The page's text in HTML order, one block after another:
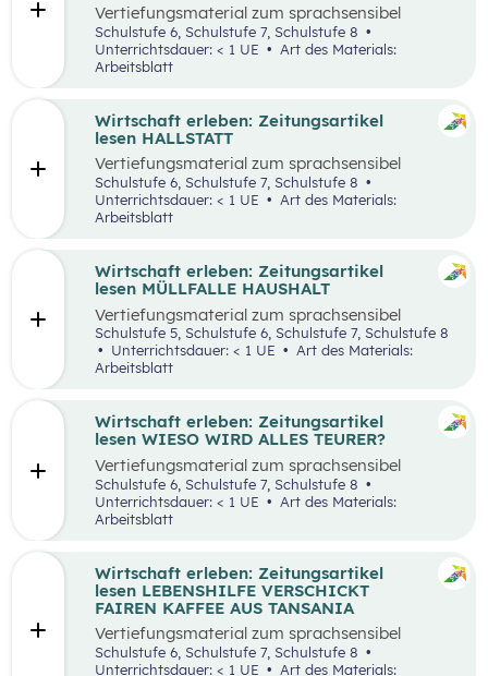
Vertiefungsmaterial zum sprachsensibel
aufbereiteten Zeitungsartikel “Panamakanal
bremst Welthandel”.
Schulstufe 6, Schulstufe 7, Schulstufe 8
Unterrichtsdauer: < 1 UE
Arbeitsblatt
Wirtschaft erleben: Zeitungsartikel
lesen HALLSTATT
Vertiefungsmaterial zum sprachsensibel
aufbereiteten Zeitungsartikel “Hallstatt geht
über, Hallstätter gehen unter”.
Schulstufe 6, Schulstufe 7, Schulstufe 8
Unterrichtsdauer: < 1 UE
Arbeitsblatt
Wirtschaft erleben: Zeitungsartikel
lesen MÜLLFALLE HAUSHALT
Vertiefungsmaterial zum sprachsensibel
aufbereiteten Zeitungsartikel “Müllfalle
Haushalt”.
Schulstufe 5, Schulstufe 6, Schulstufe 7, Schulstufe 8
Unterrichtsdauer: < 1 UE
Art des Materials:
Arbeitsblatt
Wirtschaft erleben: Zeitungsartikel
lesen WIESO WIRD ALLES TEURER?
Vertiefungsmaterial zum sprachsensibel
aufbereiteten Zeitungsartikel “Wieso wird alles
teurer?”.
Schulstufe 6, Schulstufe 7, Schulstufe 8
Unterrichtsdauer: < 1 UE
Arbeitsblatt
Wirtschaft erleben: Zeitungsartikel
lesen LEBENSHILFE VERSCHICKT
FAIREN KAFFEE AUS TANSANIA
Vertiefungsmaterial zum sprachsensibel
aufbereiteten Zeitungsartikel “Lebenshilfe
verschickt fairen Kaffee aus Tansania”.
Schulstufe 6, Schulstufe 7, Schulstufe 8
Unterrichtsdauer: < 1 UE
Art des Materials: